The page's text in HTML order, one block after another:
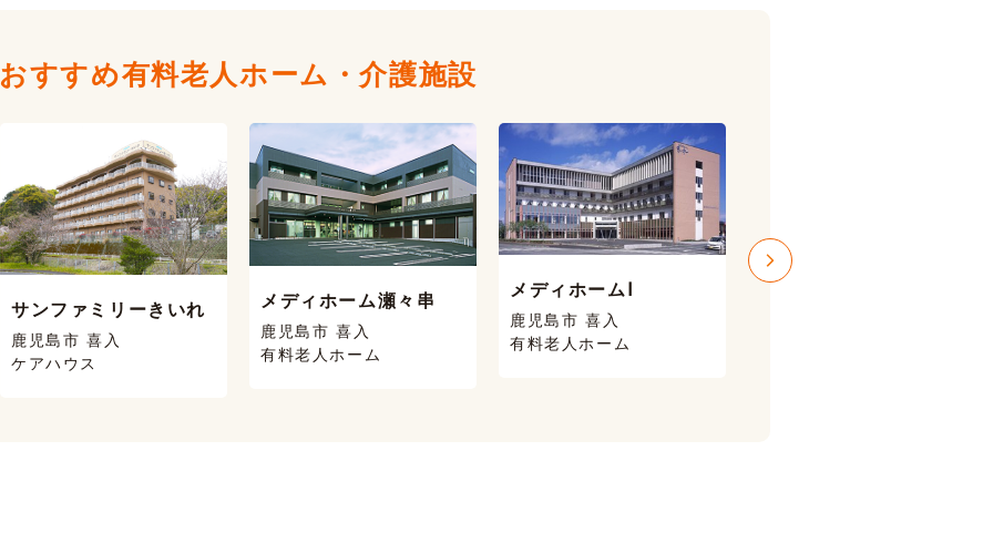
おすすめ有料老人ホーム・介護施設
サンファミリーきいれ
鹿児島市 喜入
ケアハウス
メディホーム瀬々串
鹿児島市 喜入
有料老人ホーム
メディホームⅠ
鹿児島市 喜入
有料老人ホーム